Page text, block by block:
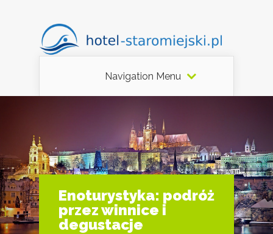
Navigation Menu
Enoturystyka: podróż
przez winnice i
degustacje